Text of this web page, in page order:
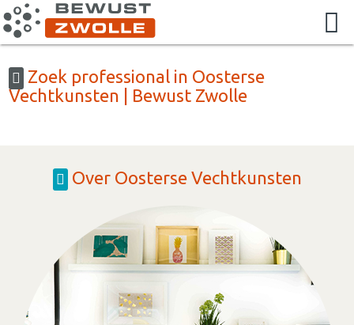
Zoek professional in Oosterse
Vechtkunsten | Bewust Zwolle
Over Oosterse Vechtkunsten